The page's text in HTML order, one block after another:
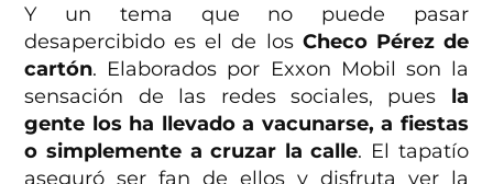
Y un tema que no puede pasar
desapercibido es el de losCheco Pérez de
cartón. Elaborados por Exxon Mobil son la
sensación de las redes sociales, pues la
gente los ha llevado a vacunarse, a fiestas
o simplemente a cruzar la calle. El tapatío
aseguró ser fan de ellos y disfruta ver la